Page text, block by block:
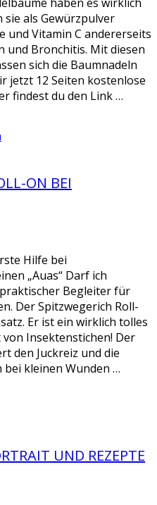
sie als Gewürzpulver
und Vitamin C andererseits
und Bronchitis. Mit diesen
sich die Baumnadeln
jetzt 12 Seiten kostenlose
findest du den Link …
ON BEI
Hilfe bei
„Auas“ Darf ich
Begleiter für
Der Spitzwegerich Roll-
Er ist ein wirklich tolles
Insektenstichen! Der
den Juckreiz und die
bei kleinen Wunden …
UND REZEPTE